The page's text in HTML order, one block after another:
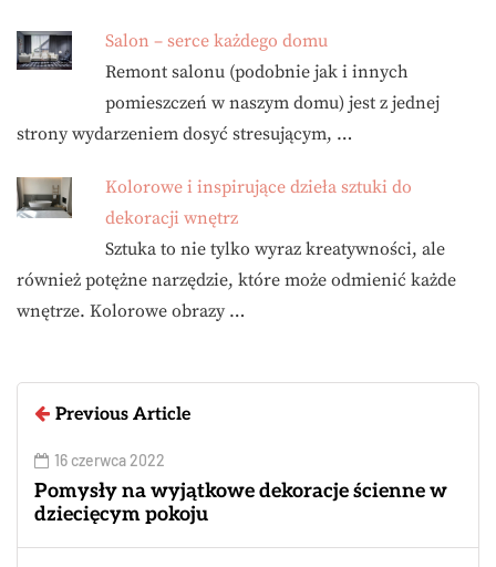
Salon – serce każdego domu
Remont salonu (podobnie jak i innych
pomieszczeń w naszym domu) jest z jednej
strony wydarzeniem dosyć stresującym, …
Kolorowe i inspirujące dzieła sztuki do
dekoracji wnętrz
Sztuka to nie tylko wyraz kreatywności, ale
również potężne narzędzie, które może odmienić każde
wnętrze. Kolorowe obrazy …
Previous Article
16 czerwca 2022
Pomysły na wyjątkowe dekoracje ścienne w
dziecięcym pokoju